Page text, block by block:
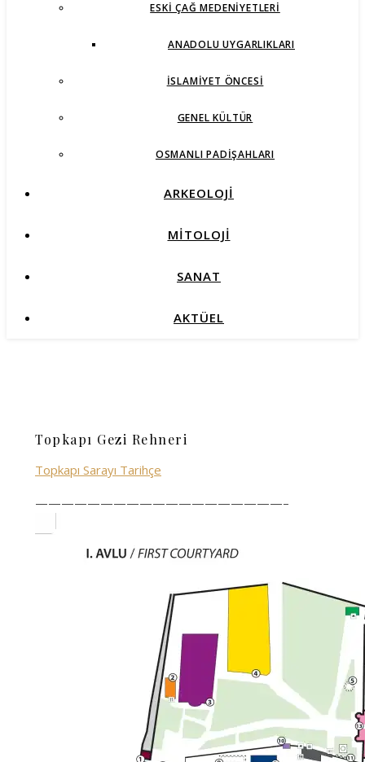
ESKI ÇAĞ MEDENIYETLERI
ANADOLU UYGARLIKLARI
İSLAMIYET ÖNCESI
GENEL KÜLTÜR
OSMANLI PADIŞAHLARI
ARKEOLOJİ
MİTOLOJİ
SANAT
AKTÜEL
Topkapı Gezi Rehneri
Topkapı Sarayı Tarihçe
———————————————————–